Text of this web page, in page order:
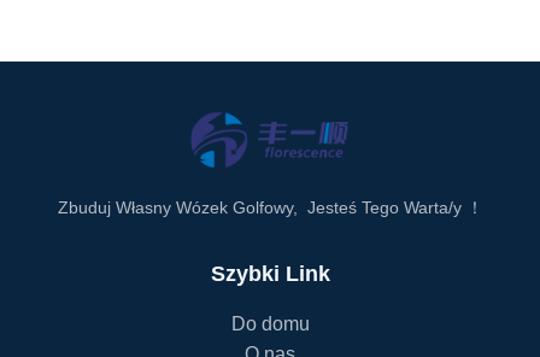
Zbuduj Własny Wózek Golfowy, Jesteś Tego Warta/y ！
Szybki Link
Do domu